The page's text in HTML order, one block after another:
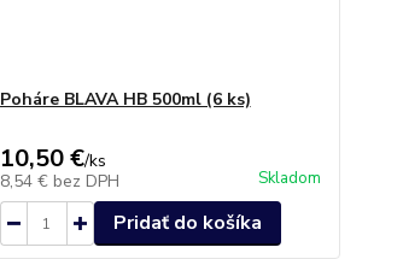
Poháre BLAVA HB 500ml (6 ks)
10,50 €/ks
8,54 € bez DPH Skladom
Pridať do košíka